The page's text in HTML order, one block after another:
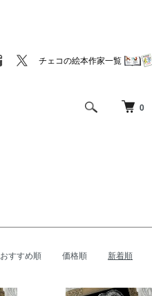
0
チェコの絵本作家一覧
おすすめ順 価格順 新着順